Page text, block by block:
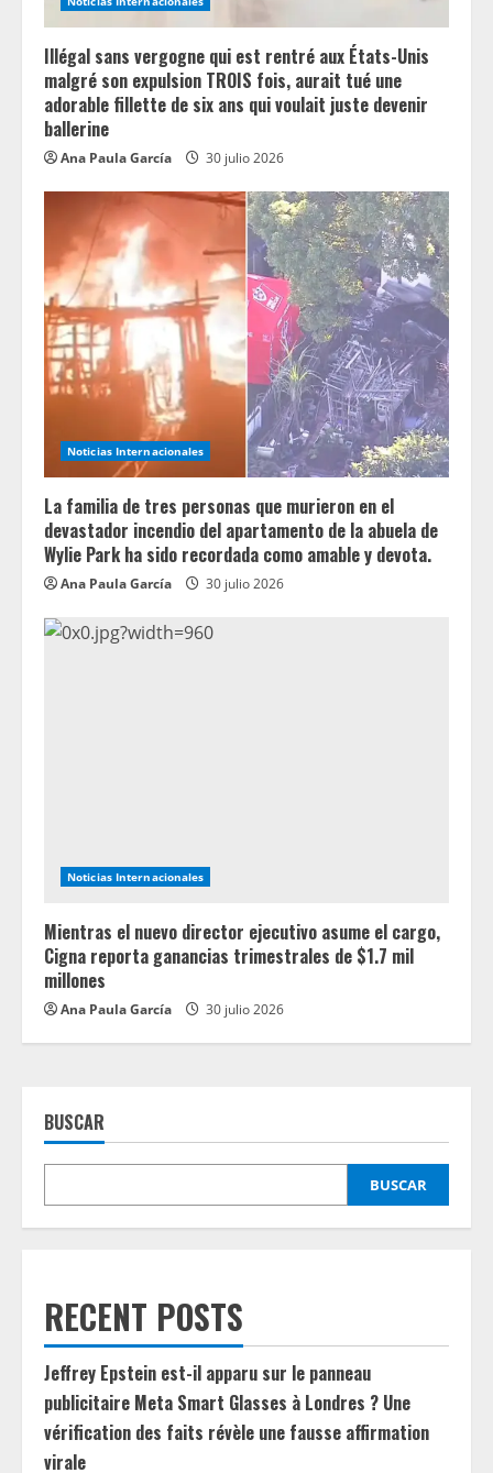
g
Illégal sans vergogne qui est rentré aux États-Unis
malgré son expulsion TROIS fois, aurait tué une
adorable fillette de six ans qui voulait juste devenir
ballerine
Ana Paula García 30 julio 2026
Noticias Internacionales
La familia de tres personas que murieron en el
devastador incendio del apartamento de la abuela de
Wylie Park ha sido recordada como amable y devota.
Ana Paula García 30 julio 2026
Noticias Internacionales
Mientras el nuevo director ejecutivo asume el cargo,
Cigna reporta ganancias trimestrales de $1.7 mil
millones
Ana Paula García 30 julio 2026
BUSCAR
BUSCAR
RECENT POSTS
Jeffrey Epstein est-il apparu sur le panneau
publicitaire Meta Smart Glasses à Londres ? Une
vérification des faits révèle une fausse affirmation
virale